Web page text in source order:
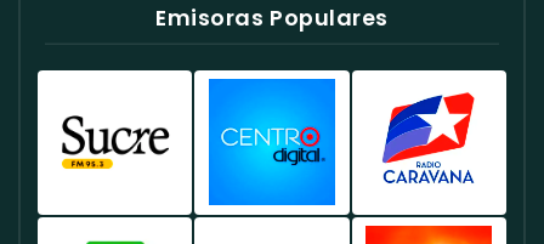
Emisoras Populares
Radio
Radio
Radio